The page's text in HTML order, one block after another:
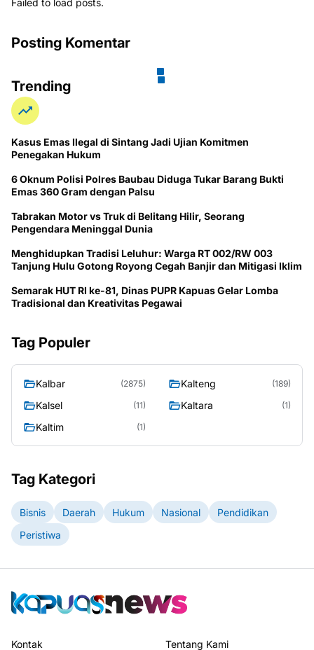
Failed to load posts.
Posting Komentar
Trending
Kasus Emas Ilegal di Sintang Jadi Ujian Komitmen
Penegakan Hukum
6 Oknum Polisi Polres Baubau Diduga Tukar Barang Bukti
Emas 360 Gram dengan Palsu
Tabrakan Motor vs Truk di Belitang Hilir, Seorang
Pengendara Meninggal Dunia
Menghidupkan Tradisi Leluhur: Warga RT 002/RW 003
Tanjung Hulu Gotong Royong Cegah Banjir dan Mitigasi Iklim
Semarak HUT RI ke-81, Dinas PUPR Kapuas Gelar Lomba
Tradisional dan Kreativitas Pegawai
Tag Populer
Kalbar (2875) Kalteng (189)
Kalsel (11) Kaltara (1)
Kaltim (1)
Tag Kategori
Bisnis Daerah Hukum Nasional
Pendidikan
Peristiwa
Kontak Tentang Kami